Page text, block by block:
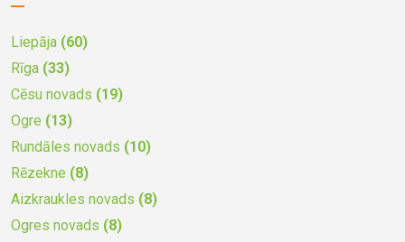
Liepāja (60)
Rīga (33)
Cēsu novads (19)
Ogre (13)
Rundāles novads (10)
Rēzekne (8)
Aizkraukles novads (8)
Ogres novads (8)